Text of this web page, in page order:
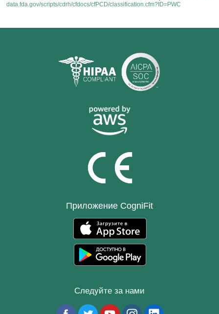
data.fda.gov/scripts/cdrh/cfdocs/cfPCD/classification.cfm?ID=PWC
Приложение CogniFit
Следуйте за нами